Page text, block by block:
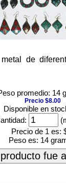
de
promedio: 14
Precio $8.00
Disponible en
Precio de 1 es:
Peso es: 14
fue